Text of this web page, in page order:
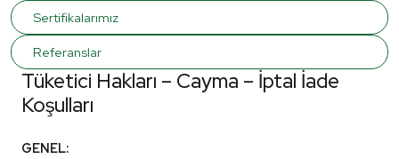
Sertifikalarımız
Referanslar
Tüketici Hakları – Cayma – İptal İade
Koşulları
GENEL: